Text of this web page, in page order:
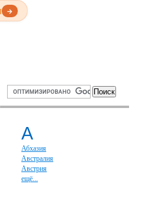
→
А
Абхазия
Австралия
Австрия
ещё...